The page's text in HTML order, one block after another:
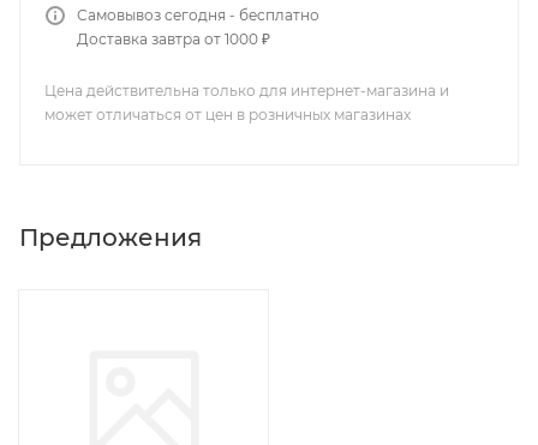
Самовывоз сегодня - бесплатно
Доставка завтра от 1000 ₽
Цена действительна только для интернет-магазина и
может отличаться от цен в розничных магазинах
Предложения